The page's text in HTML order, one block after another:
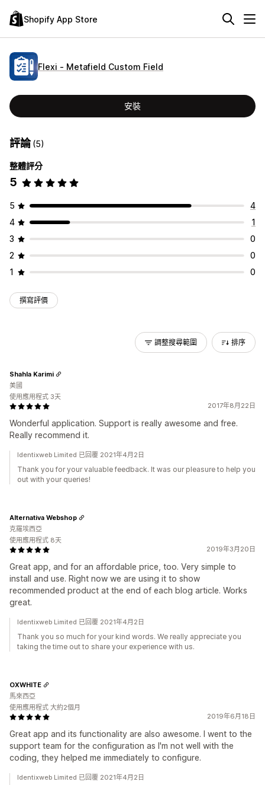
Shopify App Store
Flexi ‑ Metafield Custom Field
安裝
評論(5)
整體評分
5
5
4
4
1
3
0
2
0
1
0
撰寫評價
調整搜尋範圍 排序
2017年8月22日
Wonderful application. Support is really awesome and free.
Really recommend it.
Shahla Karimi
美國
使用應用程式 3天
Identixweb Limited 已回覆 2021年4月2日
Thank you for your valuable feedback. It was our pleasure to help you
out with your queries!
2019年3月20日
Great app, and for an affordable price, too. Very simple to
install and use. Right now we are using it to show
recommended product at the end of each blog article. Works
great.
Alternativa Webshop
克羅埃西亞
使用應用程式 8天
Identixweb Limited 已回覆 2021年4月2日
Thank you so much for your kind words. We really appreciate you
taking the time out to share your experience with us.
2019年6月18日
Great app and its functionality are also awesome. I went to the
support team for the configuration as I'm not well with the
coding, they helped me immediately to configure.
OXWHITE
馬來西亞
使用應用程式 大約2個月
Identixweb Limited 已回覆 2021年4月2日